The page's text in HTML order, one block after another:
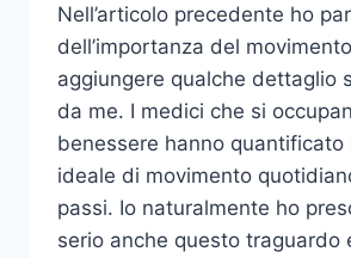
Nell’articolo precedente ho
dell’importanza del
aggiungere qualche dettaglio
da me. I medici che si
benessere hanno quantificato
ideale di movimento
passi. Io naturalmente ho
serio anche questo traguardo